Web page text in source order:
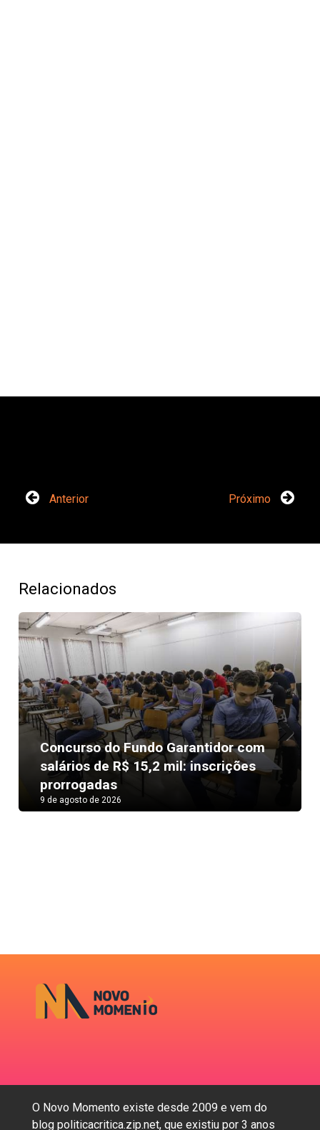
Anterior Próximo
Relacionados
Concurso do Fundo Garantidor com
salários de R$ 15,2 mil: inscrições
prorrogadas
9 de agosto de 2026
Next
O Novo Momento existe desde 2009 e vem do
blog politicacritica.zip.net, que existiu por 3 anos